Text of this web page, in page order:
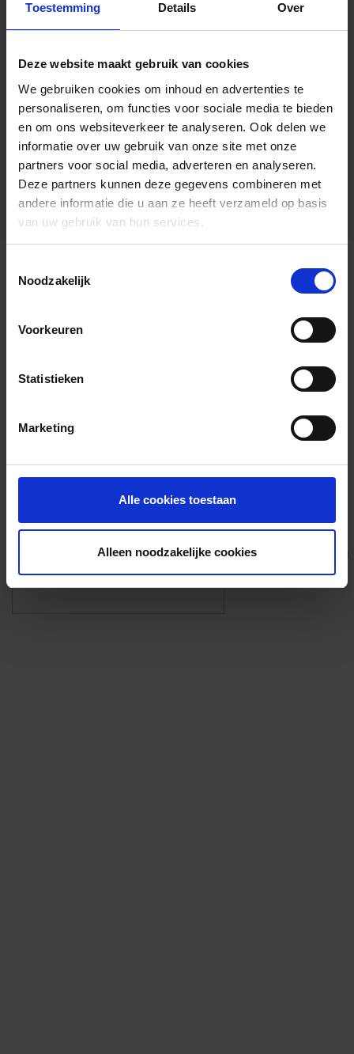
Toestemming Details Over
Deze website maakt gebruik van cookies
We gebruiken cookies om inhoud en advertenties te
personaliseren, om functies voor sociale media te bieden
en om ons websiteverkeer te analyseren. Ook delen we
informatie over uw gebruik van onze site met onze
partners voor social media, adverteren en analyseren.
Deze partners kunnen deze gegevens combineren met
andere informatie die u aan ze heeft verzameld op basis
van uw gebruik van hun services.
Noodzakelijk
Voorkeuren
Statistieken
Marketing
Alle cookies toestaan
Alleen noodzakelijke cookies
Algemene informatie
Foto’s ({{photos.length}})
Eigen foto’s